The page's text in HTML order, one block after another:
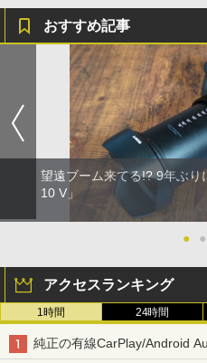
おすすめ記事
望遠ブーム来てる!? 9年ぶり
10 V」
● ●
アクセスランキング
1時間 24時間
純正の有線CarPlay/Android